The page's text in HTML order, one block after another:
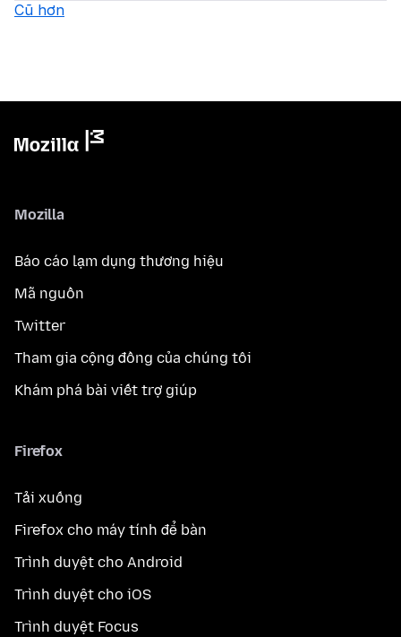
Cũ hơn
Mozilla
Báo cáo lạm dụng thương hiệu
Mã nguồn
Twitter
Tham gia cộng đồng của chúng tôi
Khám phá bài viết trợ giúp
Firefox
Tải xuống
Firefox cho máy tính để bàn
Trình duyệt cho Android
Trình duyệt cho iOS
Trình duyệt Focus